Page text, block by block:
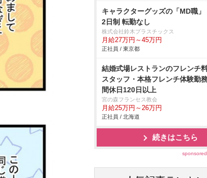
キャラクターグッズの「MD職」
2日制 転勤なし
株式会社鈴木プラスチックス
月給27万円～45万円
正社員 / 東京都
結婚式場レストランのフレンチ
スタッフ・本格フレンチ体験勤
間休日120日以上
宮の森フランセス教会
月給25万円～26万円
正社員 / 北海道
続きはこちら